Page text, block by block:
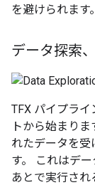
を避けられます
データ探索
TFX パイプラ
トから始まり
れたデータを受
す。 これはデ
あとで実行さ